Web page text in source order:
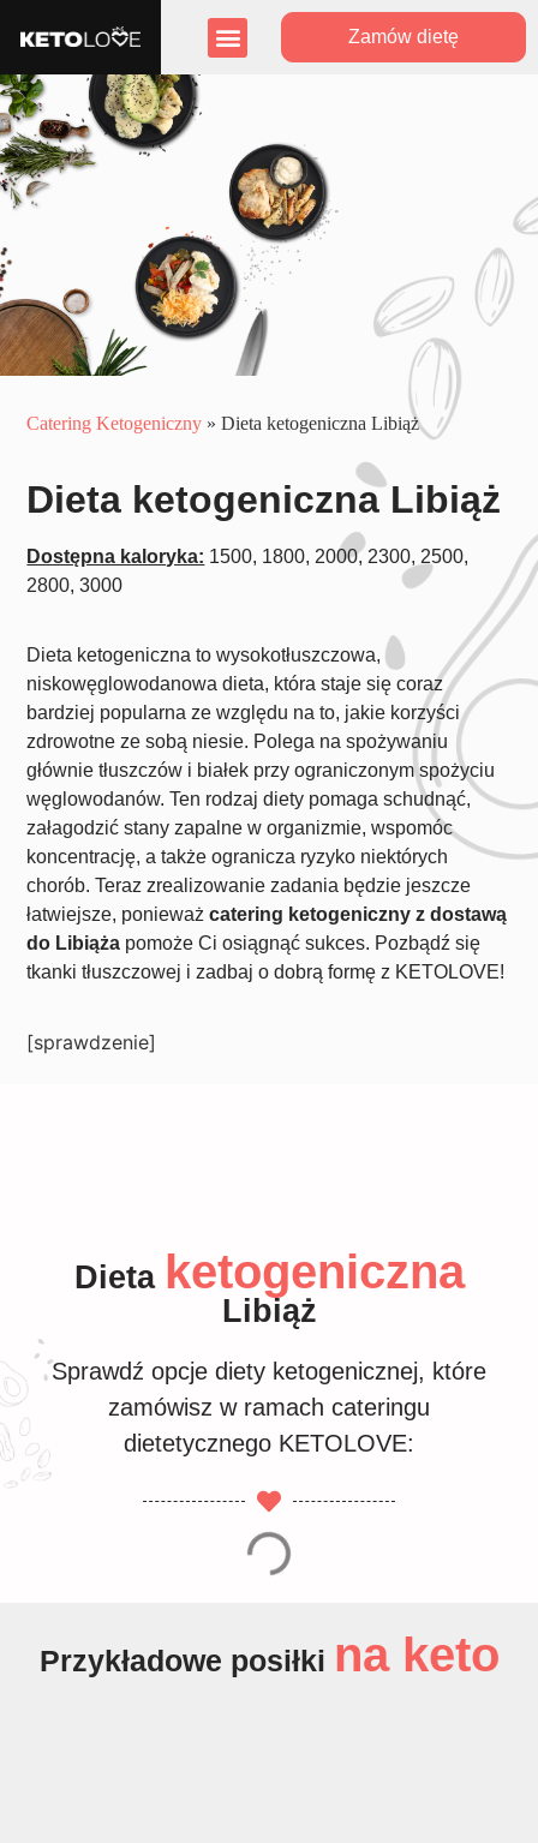
Zamów dietę
Catering Ketogeniczny »Dieta ketogeniczna Libiąż
Dieta ketogeniczna Libiąż
Dostępna kaloryka: 1500, 1800, 2000, 2300, 2500,
2800, 3000
Dieta ketogeniczna to wysokotłuszczowa,
niskowęglowodanowa dieta, która staje się coraz
bardziej popularna ze względu na to, jakie korzyści
zdrowotne ze sobą niesie. Polega na spożywaniu
głównie tłuszczów i białek przy ograniczonym spożyciu
węglowodanów. Ten rodzaj diety pomaga schudnąć,
załagodzić stany zapalne w organizmie, wspomóc
koncentrację, a także ogranicza ryzyko niektórych
chorób. Teraz zrealizowanie zadania będzie jeszcze
łatwiejsze, ponieważcatering ketogeniczny z dostawą
do Libiąża pomoże Ci osiągnąć sukces. Pozbądź się
tkanki tłuszczowej i zadbaj o dobrą formę z KETOLOVE!
[sprawdzenie]
Dieta ketogeniczna
Libiąż
Sprawdź opcje diety ketogenicznej, które
zamówisz w ramach cateringu
dietetycznego KETOLOVE:
Przykładowe posiłki na keto